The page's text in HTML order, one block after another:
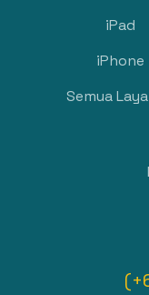
iPad
iPhone
Semua